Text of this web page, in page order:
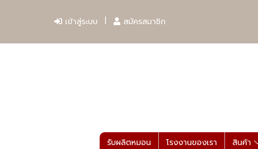
เข้าสู่ระบบ สมัครสมาชิก
รับผลิตหมอน โรงงานของเรา สินค้า